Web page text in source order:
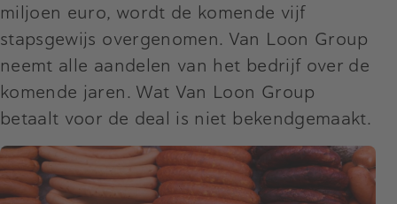
miljoen euro, wordt de komende vijf
stapsgewijs overgenomen. Van Loon Group
neemt alle aandelen van het bedrijf over de
komende jaren. Wat Van Loon Group
betaalt voor de deal is niet bekendgemaakt.